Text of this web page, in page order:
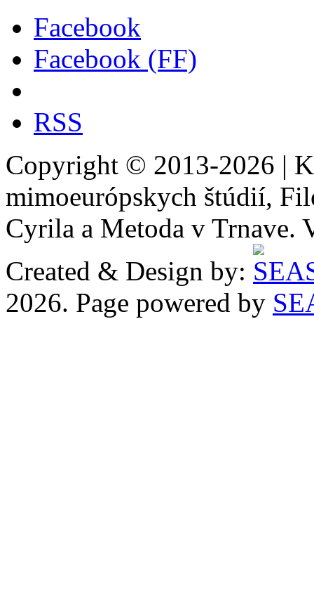
Facebook
Facebook (FF)
RSS
Copyright © 2013-2026 |
mimoeurópskych štúdií,
Cyrila a Metoda v Trnave.
Created & Design by:
2026. Page powered by